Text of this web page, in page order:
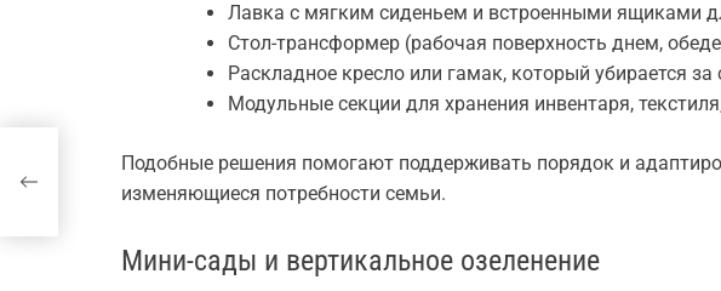
Лавка с мягким сиденьем и встроенными ящиками
Стол-трансформер (рабочая поверхность днем,
Раскладное кресло или гамак, который убирается
Модульные секции для хранения инвентаря,
Подобные решения помогают поддерживать порядок и
изменяющиеся потребности семьи.
Мини-сады и вертикальное озеленение